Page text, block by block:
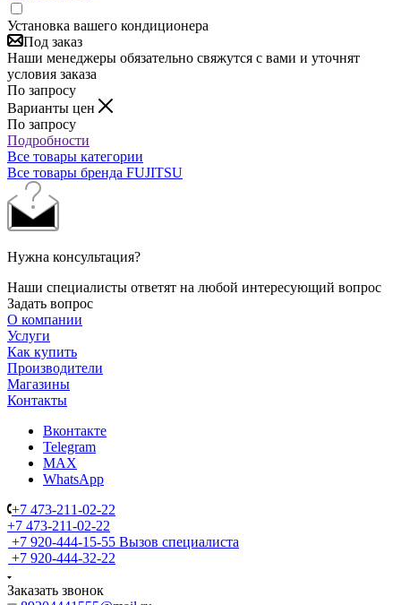
Установка вашего кондиционера
Под заказ
Наши менеджеры обязательно свяжутся с вами и уточнят
условия заказа
По запросу
Варианты цен
По запросу
Подробности
Все товары категории
Все товары бренда FUJITSU
Нужна консультация?
Наши специалисты ответят на любой интересующий вопрос
Задать вопрос
О компании
Услуги
Как купить
Производители
Магазины
Контакты
Вконтакте
Telegram
MAX
WhatsApp
+7 473-211-02-22
+7 473-211-02-22
+7 920-444-15-55 Вызов специалиста
+7 920-444-32-22
Заказать звонок